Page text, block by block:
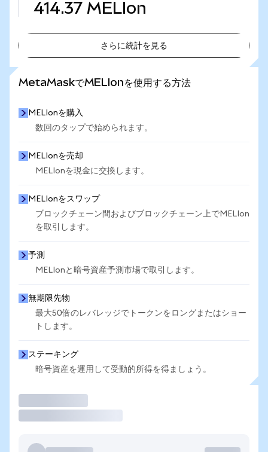
414.37 MELIon
さらに統計を見る
MetaMaskでMELIonを使用する方法
MELIonを購入
数回のタップで始められます。
MELIonを売却
MELIonを現金に交換します。
MELIonをスワップ
ブロックチェーン間およびブロックチェーン上でMELIon
を取引します。
予測
MELIonと暗号資産予測市場で取引します。
無期限先物
最大50倍のレバレッジでトークンをロングまたはショー
トします。
ステーキング
暗号資産を運用して受動的所得を得ましょう。